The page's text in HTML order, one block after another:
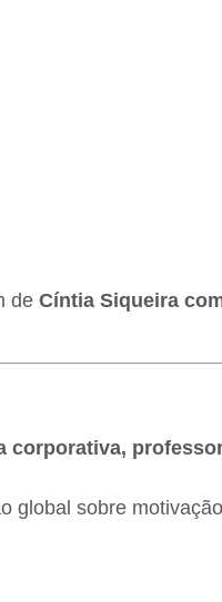
de Cíntia Siqueira
corporativa,
global sobre